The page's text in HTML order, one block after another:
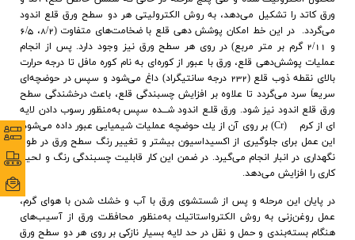
ورق كاتد را تشكيل مي‌دهد، به روش الكتروليتي هر دو سطح ورق قلع اندود
مي‌گردد.
در اين خط امكان پوشش دهي قلع با ضخامت‌هاي متفاوت (8/2، 6/5
و 2/11 گرم بر متر مربع) در روی هر سطح ورق نيز وجود دارد. پس از انجام
عمليات پوشش‌دهي قلع، ورق با عبور از كوره‌اي به نام كوره مافل تا درجه حرارت
بالاي نقطه ذوب قلع (232 درجه سانتيگراد) داغ مي‌شود و سپس در حوضچه‌اي
سريعاَ سرد مي‌گردد تا علاوه بر افزايش چسبندگي قلع، باعث درخشندگي سطح
ورق قلع اندود نيز ‌شود. ورق قلـع اندود شـــده سپس به‌منظور رسوب دادن لايه
اي از كرم
(
Cr) بر روي آن از يك حوضچه عمليات شيميايي عبور داده مي‌شود.
اين عمل براي جلوگيري از اكسيداسيون بيشتر و تغيير رنگ سطح ورق در طول
نگهداري در انبار انجام مي‌گیرد. در ضمن اين كار قابليت چسبندگي رنگ و لحيم
كاري را افزايش مي‌دهد.
در پايان اين مرحله و پس از شستشوي ورق با آب و خشك شدن با هواي گرم،
عمل روغن‌زني به روش الكترواستاتيك به‌منظور محافظت ورق از آسيب‌هاي
هنگام بسته‌بندي و حمل و نقل در حد لايه بسيار نازكي بر روي هر دو سطح ورق